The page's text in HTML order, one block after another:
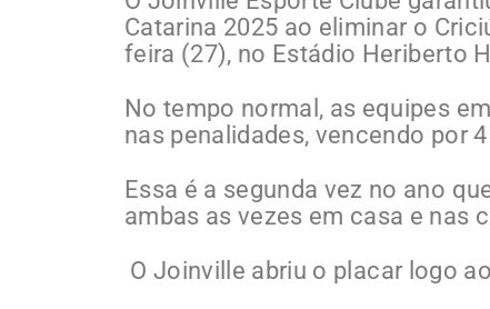
Catarina 2025 ao eliminar o
feira (27), no Estádio Heriberto
No tempo normal, as equipes
nas penalidades, vencendo por 4
Essa é a segunda vez no ano
ambas as vezes em casa e nas
O Joinville abriu o placar logo